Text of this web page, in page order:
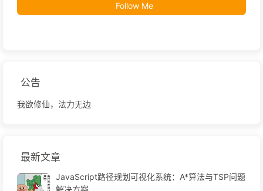
Follow Me
公告
我欲修仙，法力无边
最新文章
JavaScript路径规划可视化系统：A*算法与TSP问题